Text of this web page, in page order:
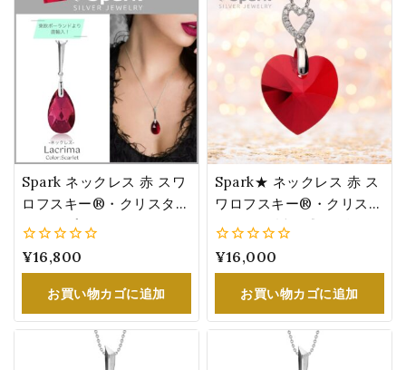
Spark ネックレス 赤 スワ
ロフスキー®・クリスタル
ドロップ レディース スカ
ゼント NN610622SC
0
5
¥16,800
お買い物カゴに追加
Spark★ ネックレス 赤 ス
ワロフスキー®・クリスタ
ル ハート透明感ある煌め
ゼント
0
5
¥16,000
お買い物カゴに追加